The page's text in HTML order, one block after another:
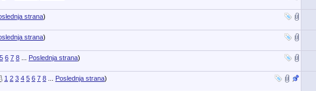
strana)
strana)
5 6 7 8... Poslednja strana)
1 2 3 4 5 6 7 8... Poslednja strana)